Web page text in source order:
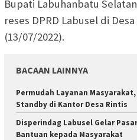
Bupati Labuhanbatu
reses DPRD Labusel di
(13/07/2022).
BACAAN LAINNYA
Permudah Layanan
Standby di Kantor Desa Rintis
Disperindag Labusel Gelar
Bantuan kepada Masyarakat